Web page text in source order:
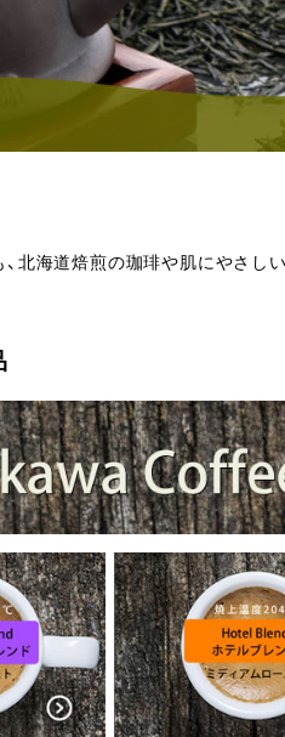
北海道焙煎の珈琲や肌にやさし